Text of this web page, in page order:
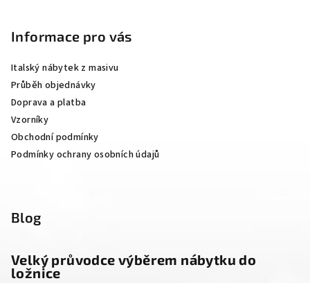
Informace pro vás
Italský nábytek z masivu
Průběh objednávky
Doprava a platba
Vzorníky
Obchodní podmínky
Podmínky ochrany osobních údajů
Blog
Velký průvodce výběrem nábytku do
ložnice